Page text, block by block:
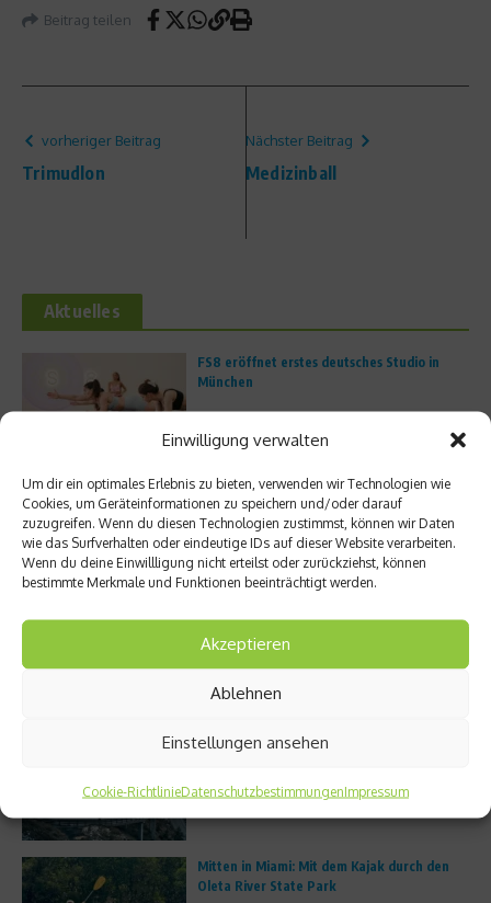
Einwilligung verwalten
Um dir ein optimales Erlebnis zu bieten, verwenden wir Technologien wie
Cookies, um Geräteinformationen zu speichern und/oder darauf
zuzugreifen. Wenn du diesen Technologien zustimmst, können wir Daten
wie das Surfverhalten oder eindeutige IDs auf dieser Website verarbeiten.
Wenn du deine Einwillligung nicht erteilst oder zurückziehst, können
bestimmte Merkmale und Funktionen beeinträchtigt werden.
Akzeptieren
Ablehnen
Einstellungen ansehen
Cookie-RichtlinieDatenschutzbestimmungenImpressum
Beitrag teilen
vorheriger Beitrag
Trimudlon
Nächster Beitrag
Medizinball
Aktuelles
FS8 eröffnet erstes deutsches Studio in
München
Unterwegs im Atlantic Ridge Preserve State
Park in Martin County
Läufer die Straße verlassen
Porsche Escapes – Edler Bildband zu den
Mitten in Miami: Mit dem Kajak durch den
Oleta River State Park